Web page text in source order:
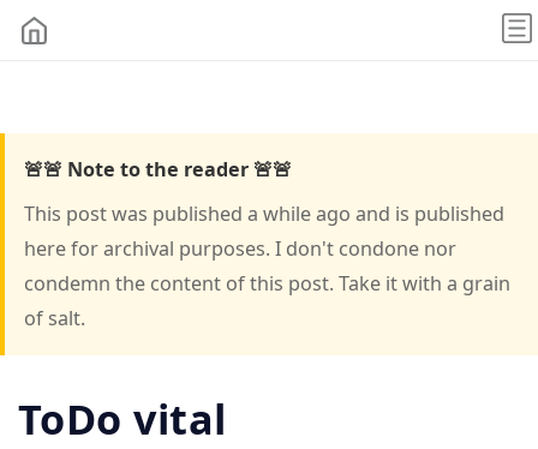
🚨🚨 Note to the reader 🚨🚨
This post was published a while ago and is published
here for archival purposes. I don't condone nor
condemn the content of this post. Take it with a grain
of salt.
ToDo vital